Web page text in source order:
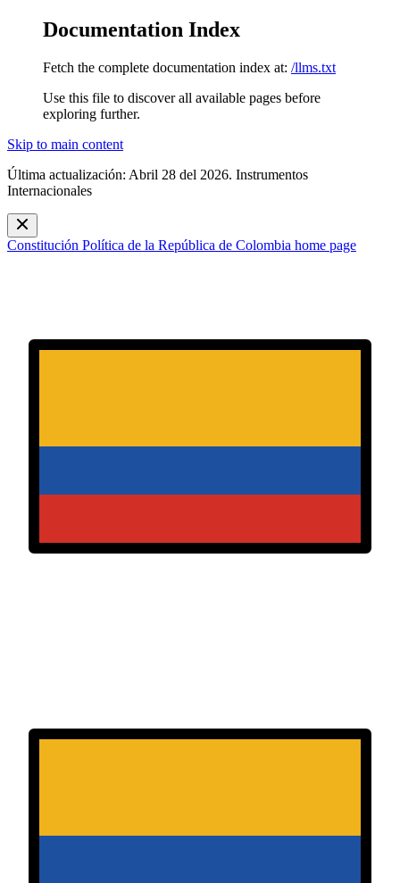
Documentation Index
Fetch the complete documentation index at: /llms.txt
Use this file to discover all available pages before
exploring further.
Skip to main content
Última actualización: Abril 28 del 2026. Instrumentos
Internacionales
Constitución Política de la República de Colombia home page